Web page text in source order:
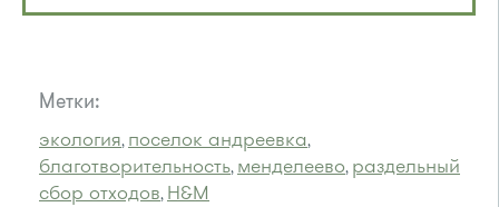
Метки:
экология, поселок андреевка,
благотворительность, менделеево, раздельный
сбор отходов, H&M